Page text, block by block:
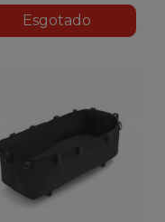
Esgotado